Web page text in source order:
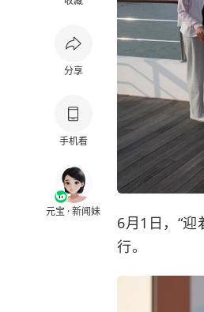
分享
手机看
元宝 · 新闻妹
6月1日，“迎
行。